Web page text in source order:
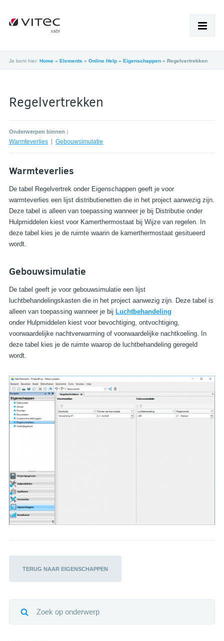
HOME
ACADEMY
WERKEN BIJ
SHOP
NL
BEL VITEC VABI E-MAIL VITEC VABI
Je bent hier: Home» Elements » Online Help» Eigenschappen» Regelvertrekken
Regelvertrekken
Onderwerpen binnen :
Warmteverlies Gebouwsimulatie
Warmteverlies
De tabel Regelvertrek onder Eigenschappen geeft je voor
warmteverlies een lijst distributienetten die in het project aanwezig zijn.
Deze tabel is alleen van toepassing wanneer je bij Distributie onder
Hulpmiddelen kiest voor Kamerthermostaat bij Wijze van regelen. In
deze tabel kies je de ruimte waarin de kamerthermostaat gesitueerd
wordt.
Gebouwsimulatie
De tabel geeft je voor gebouwsimulatie een lijst
luchtbehandelingskasten die in het project aanwezig zijn. Deze tabel is
alleen van toepassing wanneer je bij Luchtbehandeling
onder Hulpmiddelenkiest voor bevochtiging, ontvochtiging,
voorwaardelijke nachtverwarming of voorwaardelijke nachtkoeling. In
deze tabel kies je de ruimte waarop de luchtbehandeling geregeld
wordt.
TERUG NAAR EIGENSCHAPPEN